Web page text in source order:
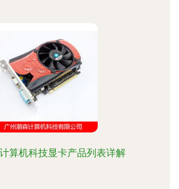
算机科技显卡产品列表详解